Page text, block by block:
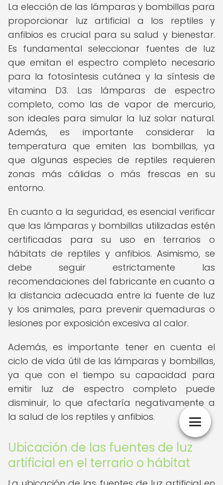
La elección de las lámparas y bombillas para
proporcionar luz artificial a los reptiles y
anfibios es crucial para su salud y bienestar.
Es fundamental seleccionar fuentes de luz
que emitan el espectro completo necesario
para la fotosíntesis cutánea y la síntesis de
vitamina D3. Las lámparas de espectro
completo, como las de vapor de mercurio,
son ideales para simular la luz solar natural.
Además, es importante considerar la
temperatura que emiten las bombillas, ya
que algunas especies de reptiles requieren
zonas más cálidas o más frescas en su
entorno.
En cuanto a la seguridad, es esencial verificar
que las lámparas y bombillas utilizadas estén
certificadas para su uso en terrarios o
hábitats de reptiles y anfibios. Asimismo, se
debe seguir estrictamente las
recomendaciones del fabricante en cuanto a
la distancia adecuada entre la fuente de luz
y los animales, para prevenir quemaduras o
lesiones por exposición excesiva al calor.
Además, es importante tener en cuenta el
ciclo de vida útil de las lámparas y bombillas,
ya que con el tiempo su capacidad para
emitir luz de espectro completo puede
disminuir, lo que afectaría negativamente a
la salud de los reptiles y anfibios.
Ubicación de las fuentes de luz
artificial en el terrario o hábitat